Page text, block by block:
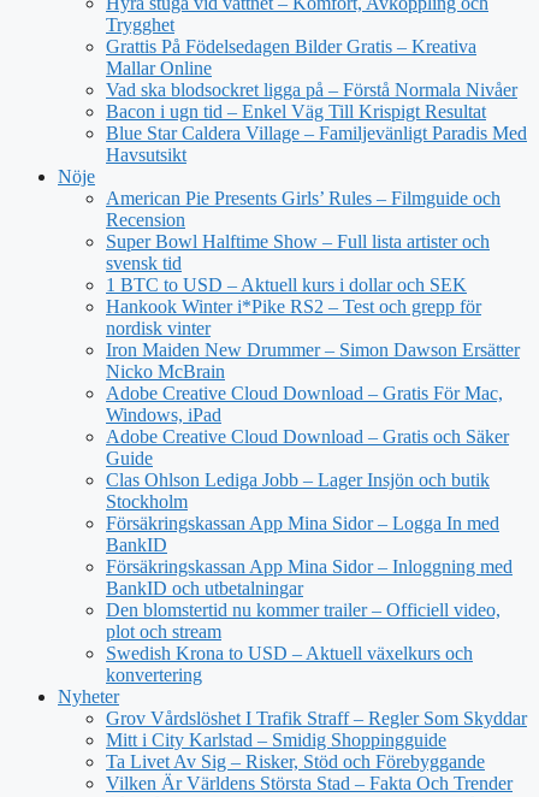
Trygghet
Grattis På Födelsedagen Bilder Gratis – Kreativa
Mallar Online
Vad ska blodsockret ligga på – Förstå Normala Nivåer
Bacon i ugn tid – Enkel Väg Till Krispigt Resultat
Blue Star Caldera Village – Familjevänligt Paradis Med
Havsutsikt
Nöje
American Pie Presents Girls’ Rules – Filmguide och
Recension
Super Bowl Halftime Show – Full lista artister och
svensk tid
1 BTC to USD – Aktuell kurs i dollar och SEK
Hankook Winter i*Pike RS2 – Test och grepp för
nordisk vinter
Iron Maiden New Drummer – Simon Dawson Ersätter
Nicko McBrain
Adobe Creative Cloud Download – Gratis För Mac,
Windows, iPad
Adobe Creative Cloud Download – Gratis och Säker
Guide
Clas Ohlson Lediga Jobb – Lager Insjön och butik
Stockholm
Försäkringskassan App Mina Sidor – Logga In med
BankID
Försäkringskassan App Mina Sidor – Inloggning med
BankID och utbetalningar
Den blomstertid nu kommer trailer – Officiell video,
plot och stream
Swedish Krona to USD – Aktuell växelkurs och
konvertering
Nyheter
Grov Vårdslöshet I Trafik Straff – Regler Som Skyddar
Mitt i City Karlstad – Smidig Shoppingguide
Ta Livet Av Sig – Risker, Stöd och Förebyggande
Vilken Är Världens Största Stad – Fakta Och Trender